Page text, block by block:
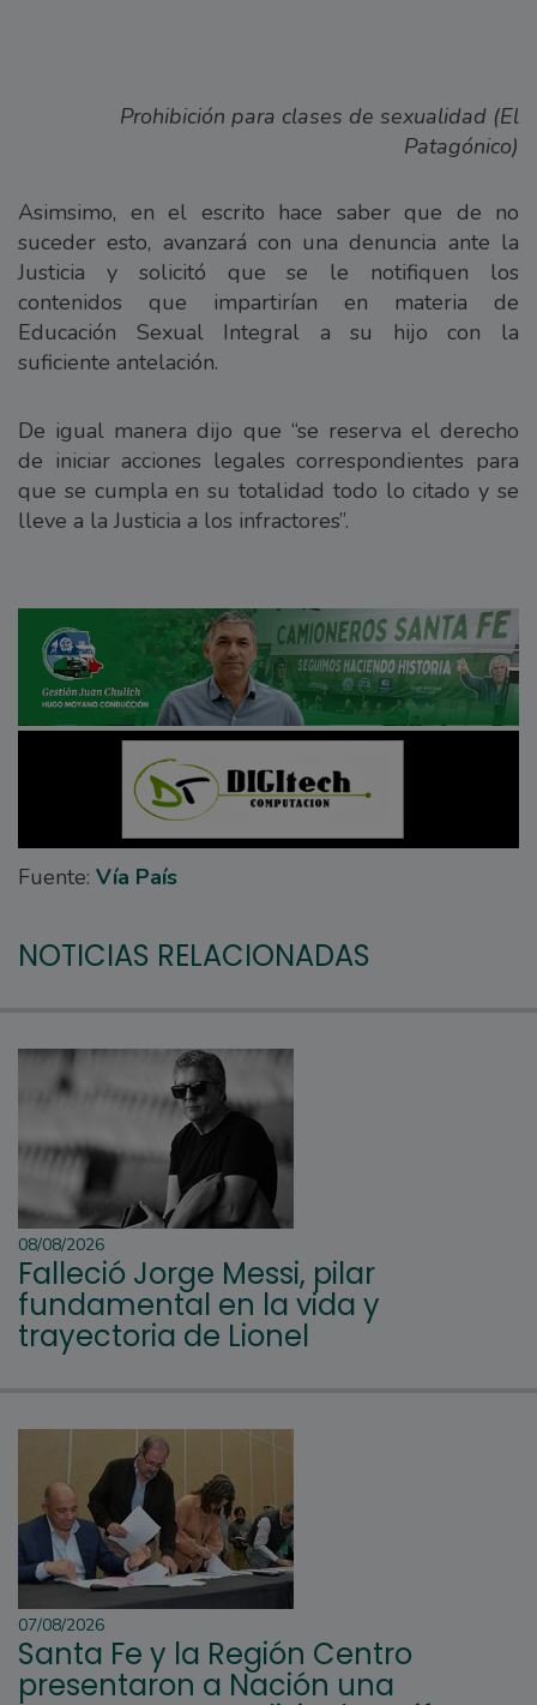
Prohibición para clases de sexualidad (El
Patagónico)
Asimsimo, en el escrito hace saber que de no
suceder esto, avanzará con una denuncia ante la
Justicia y solicitó que se le notifiquen los
contenidos que impartirían en materia de
Educación Sexual Integral a su hijo con la
suficiente antelación.
De igual manera dijo que “se reserva el derecho
de iniciar acciones legales correspondientes para
que se cumpla en su totalidad todo lo citado y se
lleve a la Justicia a los infractores”.
Fuente: Vía País
NOTICIAS RELACIONADAS
08/08/2026
Falleció Jorge Messi, pilar
fundamental en la vida y
trayectoria de Lionel
07/08/2026
Santa Fe y la Región Centro
presentaron a Nación una